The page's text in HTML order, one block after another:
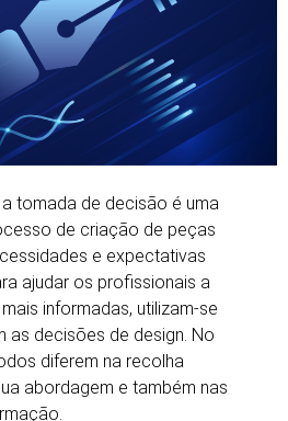
tomada de decisão é uma
de criação de peças
e expectativas
ajudar os profissionais a
informadas, utilizam-se
as decisões de design. No
diferem na recolha
abordagem e também nas